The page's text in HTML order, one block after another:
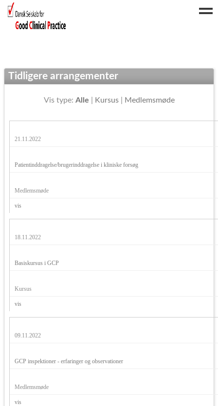
Nyheder
Kontakt
Log ind
Tidligere arrangementer
Vis type: Alle Kursus| Medlemsmøde
21.11.2022
Patientinddragelse/brugerinddragelse i kliniske forsøg
Medlemsmøde
vis
18.11.2022
Basiskursus i GCP
Kursus
vis
09.11.2022
GCP inspektioner - erfaringer og observationer
Medlemsmøde
vis